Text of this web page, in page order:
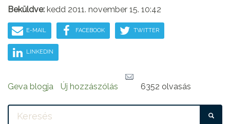
Beküldve: kedd 2011. november 15. 10:42
E-MAIL FACEBOOK TWITTER
LINKEDIN
Geva blogja Új hozzászólás 6352 olvasás